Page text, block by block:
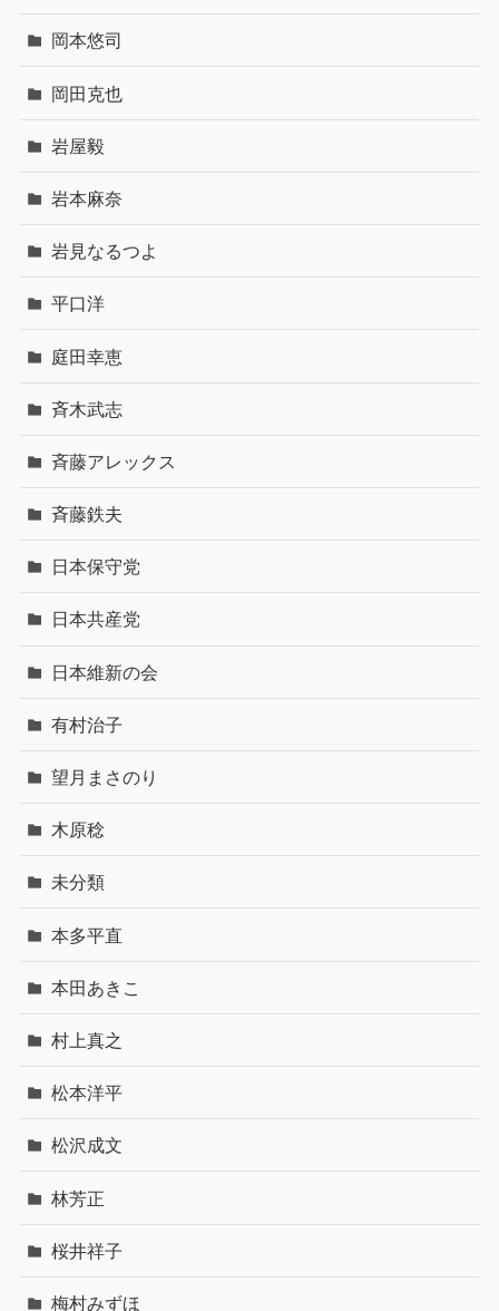
岡本悠司
岡田克也
岩屋毅
岩本麻奈
岩見なるつよ
平口洋
庭田幸恵
斉木武志
斉藤アレックス
斉藤鉄夫
日本保守党
日本共産党
日本維新の会
有村治子
望月まさのり
木原稔
未分類
本多平直
本田あきこ
村上真之
松本洋平
松沢成文
林芳正
桜井祥子
梅村みずほ